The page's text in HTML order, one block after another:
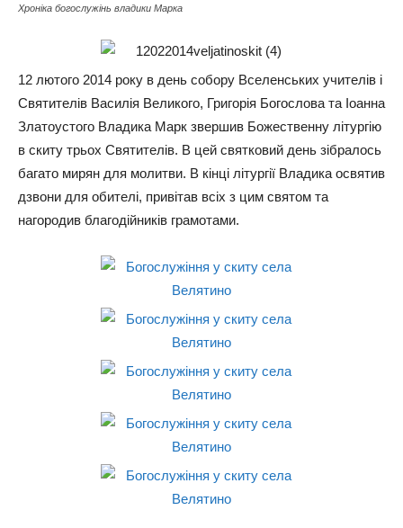
Хроніка богослужінь владики Марка
12 лютого 2014 року в день собору Вселенських учителів і
Святителів Василія Великого, Григорія Богослова та Іоанна
Златоустого Владика Марк звершив Божественну літургію
в скиту трьох Святителів. В цей святковий день зібралось
багато мирян для молитви. В кінці літургії Владика освятив
дзвони для обителі, привітав всіх з цим святом та
нагородив благодійників грамотами.